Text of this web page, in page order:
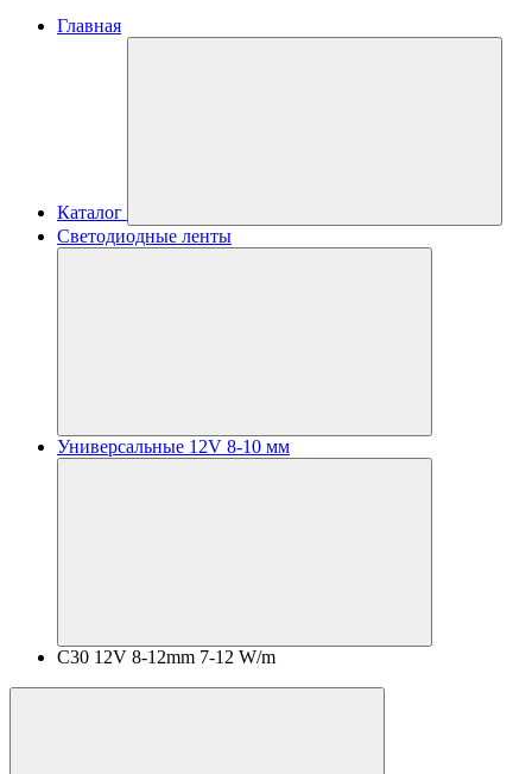
Главная
Каталог
Светодиодные ленты
Универсальные 12V 8-10 мм
C30 12V 8-12mm 7-12 W/m